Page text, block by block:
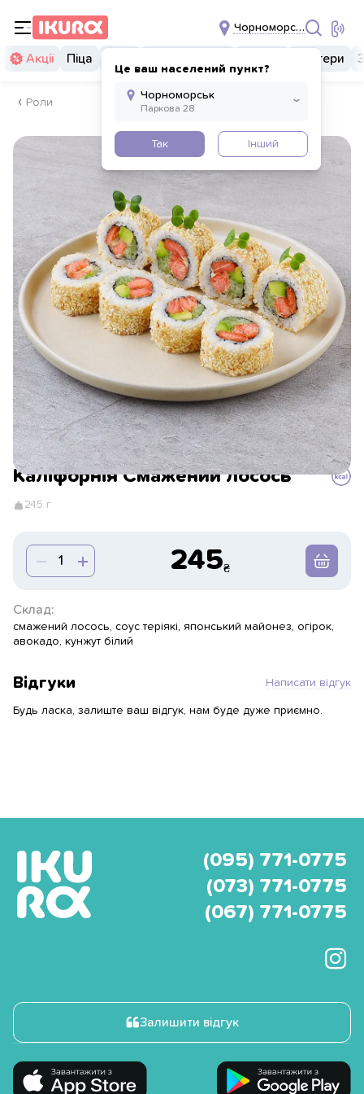
Чорноморськ
Це ваш населений пункт?
Так Інший
Акції Піца Бургери
Роли
Каліфорнія Смажений лосось
245 г
245
Склад:
смажений лосось, соус теріякі, японський майонез, огірок,
авокадо, кунжут білий
Відгуки Написати відгук
Будь ласка, залиште ваш відгук, нам буде дуже приємно.
(095) 771-0775
(073) 771-0775
(067) 771-0775
Залишити відгук